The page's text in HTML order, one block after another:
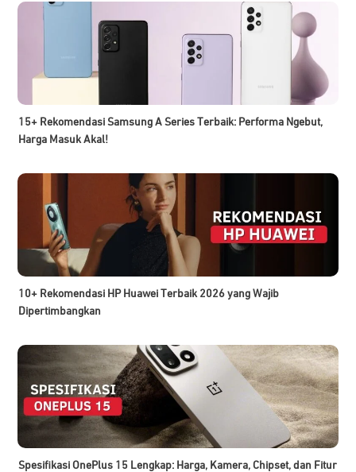
15+ Rekomendasi Samsung A Series Terbaik: Performa Ngebut,
Harga Masuk Akal!
10+ Rekomendasi HP Huawei Terbaik 2026 yang Wajib
Dipertimbangkan
Spesifikasi OnePlus 15 Lengkap: Harga, Kamera, Chipset, dan Fitur